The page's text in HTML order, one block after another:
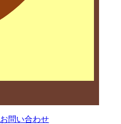
お問い合わせ